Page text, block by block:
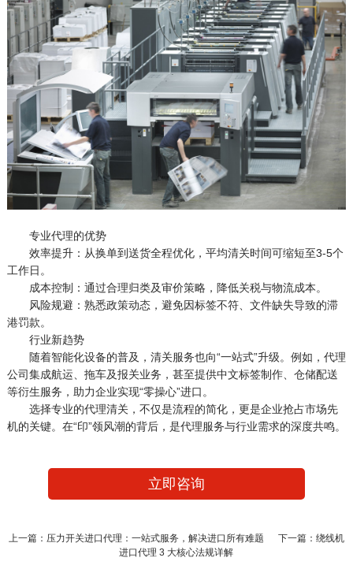
专业代理的优势
效率提升：从换单到送货全程优化，平均清关时间可缩短至3-5个
工作日。
成本控制：通过合理归类及审价策略，降低关税与物流成本。
风险规避：熟悉政策动态，避免因标签不符、文件缺失导致的滞
港罚款。
行业新趋势
随着智能化设备的普及，清关服务也向“一站式”升级。例如，代理
公司集成航运、拖车及报关业务，甚至提供中文标签制作、仓储配送
等衍生服务，助力企业实现“零操心”进口。
选择专业的代理清关，不仅是流程的简化，更是企业抢占市场先
机的关键。在“印”领风潮的背后，是代理服务与行业需求的深度共鸣。
立即咨询
上一篇：压力开关进口代理：一站式服务，解决进口所有难题
下一篇：绕线机
进口代理 3 大核心法规详解